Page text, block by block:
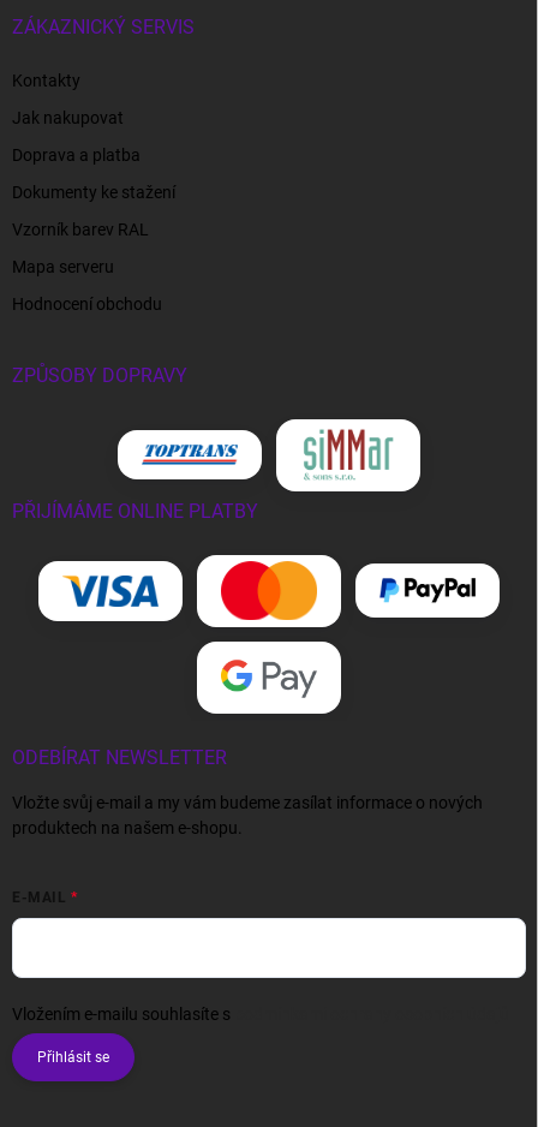
ZÁKAZNICKÝ SERVIS
Kontakty
Jak nakupovat
Doprava a platba
Dokumenty ke stažení
Vzorník barev RAL
Mapa serveru
Hodnocení obchodu
ZPŮSOBY DOPRAVY
PŘIJÍMÁME ONLINE PLATBY
ODEBÍRAT NEWSLETTER
Vložte svůj e-mail a my vám budeme zasílat informace o nových
produktech na našem e-shopu.
E-MAIL
Vložením e-mailu souhlasíte s
Přihlásit se